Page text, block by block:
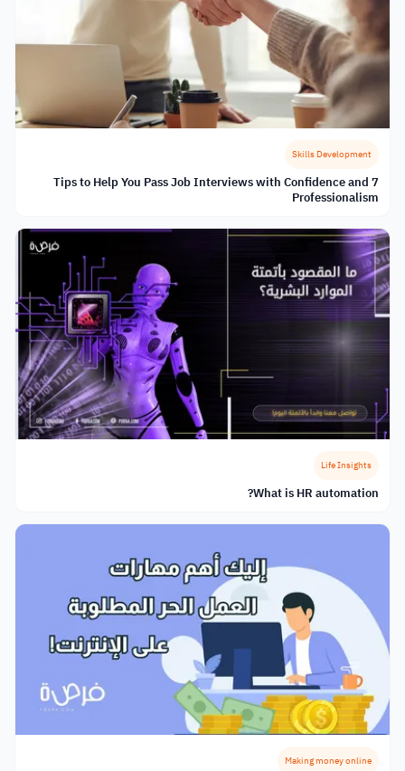
Skills Development
7 Tips to Help You Pass Job Interviews with Confidence and
Professionalism
Life Insights
What is HR automation?
Making money online